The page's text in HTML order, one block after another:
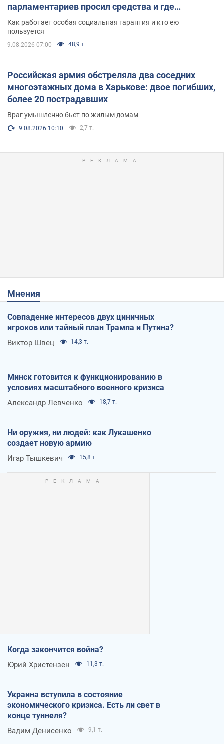
парламентариев просил средства и где
поселился
Как работает особая социальная гарантия и кто ею
пользуется
9.08.2026 07:00 48,9 т.
Российская армия обстреляла два соседних
многоэтажных дома в Харькове: двое погибших,
более 20 пострадавших
Враг умышленно бьет по жилым домам
9.08.2026 10:10 2,7 т.
Мнения
Совпадение интересов двух циничных
игроков или тайный план Трампа и Путина?
Виктор Швец 14,3 т.
Минск готовится к функционированию в
условиях масштабного военного кризиса
Александр Левченко 18,7 т.
Ни оружия, ни людей: как Лукашенко
создает новую армию
Игар Тышкевич 15,8 т.
Когда закончится война?
Юрий Христензен 11,3 т.
Украина вступила в состояние
экономического кризиса. Есть ли свет в
конце туннеля?
Вадим Денисенко 9,1 т.